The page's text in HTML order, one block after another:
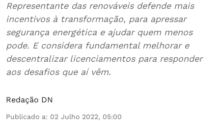
Representante das renováveis defende mais
incentivos à transformação, para apressar
segurança energética e ajudar quem menos
pode. E considera fundamental melhorar e
descentralizar licenciamentos para responder
aos desafios que aí vêm.
Redação DN
Publicado a: 02 Julho 2022, 05:00